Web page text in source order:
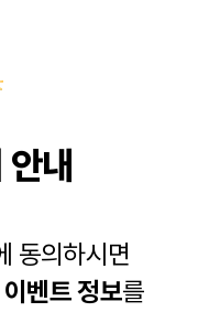
내
동의하시면
이벤트 정보를